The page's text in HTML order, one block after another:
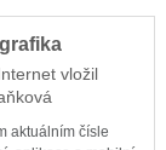
vložil
aktuálním čísle